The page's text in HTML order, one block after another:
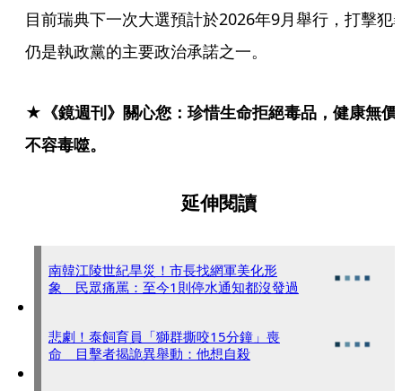
目前瑞典下一次大選預計於2026年9月舉行，打擊犯
仍是執政黨的主要政治承諾之一。
★《鏡週刊》關心您：珍惜生命拒絕毒品，健康無價
不容毒噬。
延伸閱讀
南韓江陵世紀旱災！市長找網軍美化形
象 民眾痛罵：至今1則停水通知都沒發過
悲劇！泰飼育員「獅群撕咬15分鐘」喪
命 目擊者揭詭異舉動：他想自殺